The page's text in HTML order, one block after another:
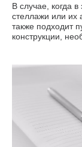
В случае, когда
стеллажи или их
также подходит
конструкции,